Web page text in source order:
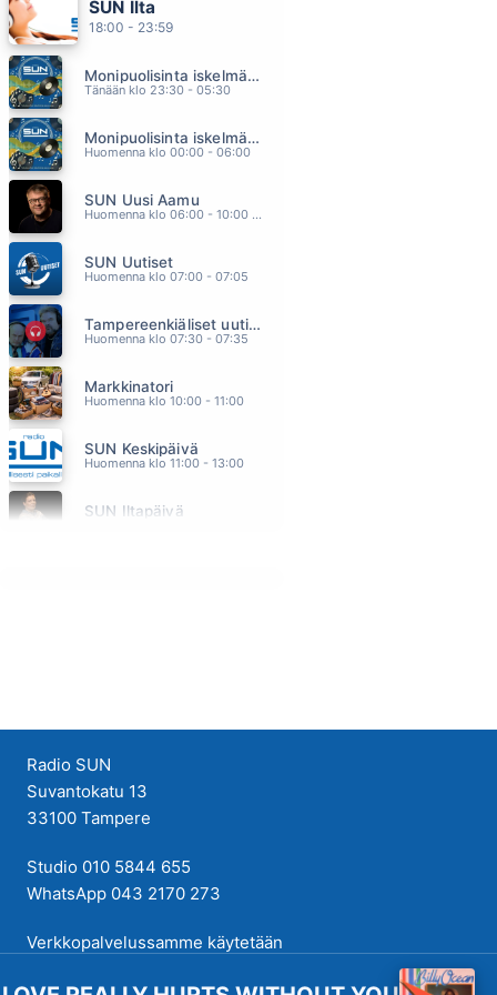
TÄÄ SE PÄIVÄ ON
GUARDIAN ANGEL
THE MOMENT OF OUR LOVE
PER VERS
MARI
SUN Ilta
18:00 - 23:59
Monipuolisinta iskelmää ja parasta poppia
Tänään klo 23:30 - 05:30
Monipuolisinta iskelmää ja parasta poppia
Huomenna klo 00:00 - 06:00
SUN Uusi Aamu
Huomenna klo 06:00 - 10:00 - Studiossa: Kimmo Hoivassilta
SUN Uutiset
Huomenna klo 07:00 - 07:05
Tampereenkiäliset uutiset
Huomenna klo 07:30 - 07:35
Markkinatori
Huomenna klo 10:00 - 11:00
SUN Keskipäivä
Huomenna klo 11:00 - 13:00
SUN Iltapäivä
Radio SUN
Suvantokatu 13
33100 Tampere
Studio 010 5844 655
WhatsApp 043 2170 273
Verkkopalvelussamme käytetään